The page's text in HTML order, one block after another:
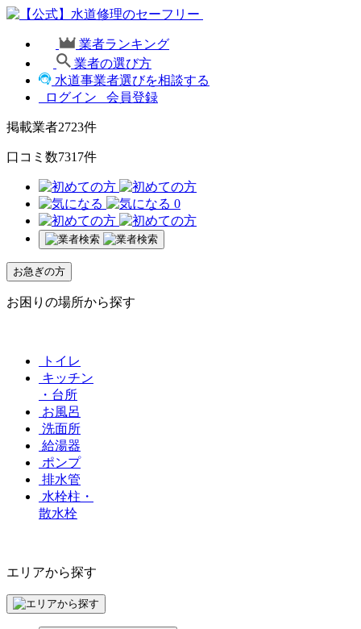
業者ランキング
業者の選び方
水道事業者選びを相談する
ログイン
会員登録
掲載業者2723件
口コミ数7317件
0
お急ぎの方
お困りの場所から探す
トイレ
キッチン
・台所
お風呂
洗面所
給湯器
ポンプ
排水管
水栓柱・
散水栓
エリアから探す